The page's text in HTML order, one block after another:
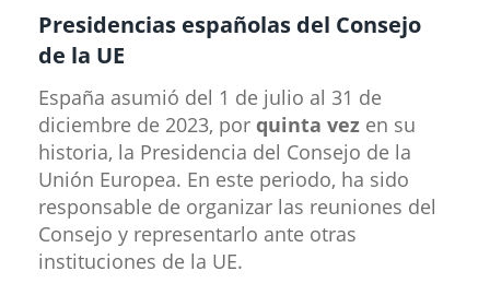
Presidencias españolas del Consejo
de la UE
España asumió del 1 de julio al 31 de
diciembre de 2023, por quinta vez en su
historia, la Presidencia del Consejo de la
Unión Europea. En este periodo, ha sido
responsable de organizar las reuniones del
Consejo y representarlo ante otras
instituciones de la UE.